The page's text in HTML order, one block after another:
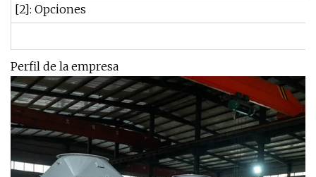
[2]: Opciones
Perfil de la empresa